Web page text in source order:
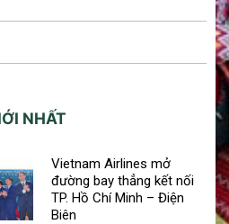
NHẤT
Vietnam Airlines mở
đường bay thẳng kết nối
TP. Hồ Chí Minh – Điện
Biên